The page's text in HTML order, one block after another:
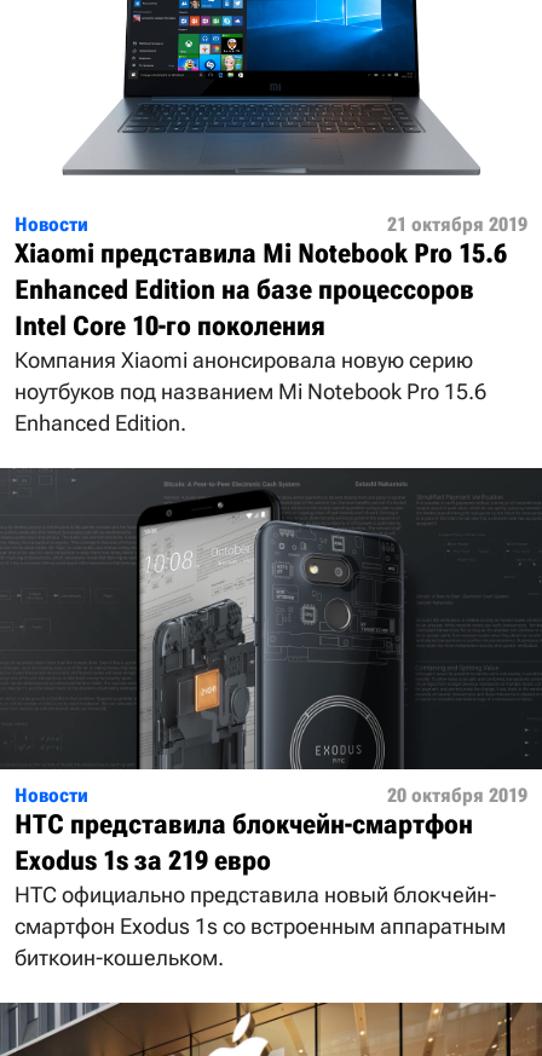
Новости 21 октября 2019
Xiaomi представила Mi Notebook Pro 15.6
Enhanced Edition на базе процессоров
Intel Core 10-го поколения
Компания Xiaomi анонсировала новую серию
ноутбуков под названием Mi Notebook Pro 15.6
Enhanced Edition.
Новости 20 октября 2019
HTC представила блокчейн-смартфон
Exodus 1s за 219 евро
HTC официально представила новый блокчейн-
смартфон Exodus 1s со встроенным аппаратным
биткоин-кошельком.